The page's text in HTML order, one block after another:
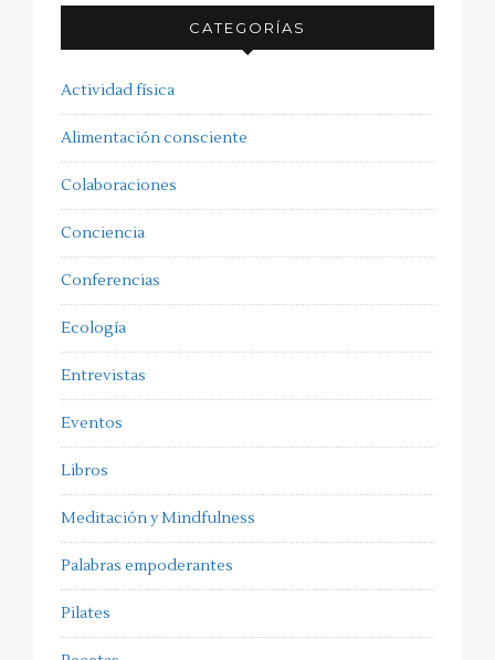
CATEGORÍAS
Actividad física
Alimentación consciente
Colaboraciones
Conciencia
Conferencias
Ecología
Entrevistas
Eventos
Libros
Meditación y Mindfulness
Palabras empoderantes
Pilates